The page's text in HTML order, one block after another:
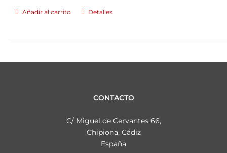
Añadir al carrito Detalles
CONTACTO
C/ Miguel de Cervantes 66,
Chipiona, Cádiz
España